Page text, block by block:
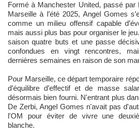
Formé à Manchester United, passé par
Marseille à l’été 2025, Angel Gomes
comme un milieu offensif capable
mais aussi plus bas pour organiser le
saison quatre buts et une passe
confondues en vingt rencontres,
dernières semaines en raison de son
Pour Marseille, ce départ temporaire
d’équilibre d’effectif et de masse
désormais bien fourni. N'entrant plus
De Zerbi, Angel Gomes n'avait pas
l'OM pour éviter de vivre une
blanche.